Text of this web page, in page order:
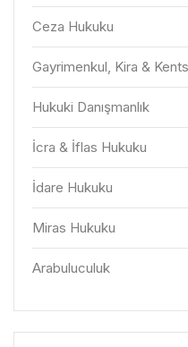
Ceza Hukuku
Gayrimenkul, Kira &
Hukuki Danışmanlık
İcra & İflas Hukuku
İdare Hukuku
Miras Hukuku
Arabuluculuk